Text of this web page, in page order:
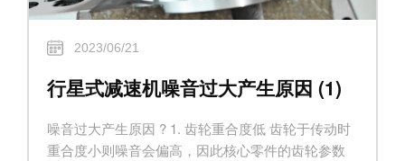
2023/06/21
行星式减速机噪音过大产生原因 (1)
噪音过大产生原因 ? 1. 齿轮重合度低 齿轮于传动时
重合度小则噪音会偏高，因此核心零件的齿轮参数